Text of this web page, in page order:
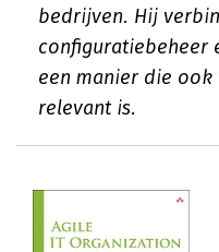
bedrijven. Hij
configuratiebeheer
een manier die ook
relevant is.